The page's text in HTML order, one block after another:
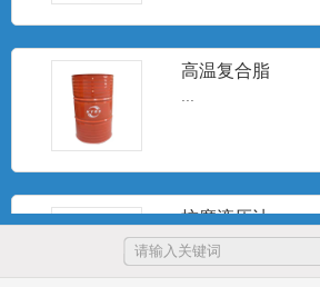
高温复合脂
抗磨液压油
...